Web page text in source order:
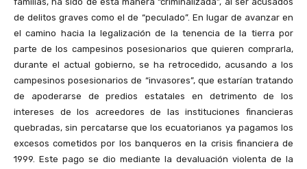
de delitos graves como el de “peculado”. En lugar de avanzar en
el camino hacia la legalización de la tenencia de la tierra por
parte de los campesinos posesionarios que quieren comprarla,
durante el actual gobierno, se ha retrocedido, acusando a los
campesinos posesionarios de “invasores”, que estarían tratando
de apoderarse de predios estatales en detrimento de los
intereses de los acreedores de las instituciones financieras
quebradas, sin percatarse que los ecuatorianos ya pagamos los
excesos cometidos por los banqueros en la crisis financiera de
1999. Este pago se dio mediante la devaluación violenta de la